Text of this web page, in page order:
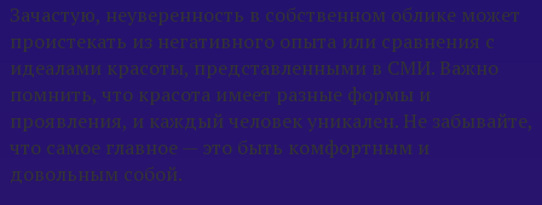
Зачастую, неуверенность в собственном облике может
проистекать из негативного опыта или сравнения с
идеалами красоты, представленными в СМИ. Важно
помнить, что красота имеет разные формы и
проявления, и каждый человек уникален. Не забывайте,
что самое главное — это быть комфортным и
довольным собой.